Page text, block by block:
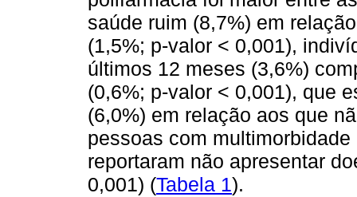
saúde ruim (8,7%) em
(1,5%; p-valor < 0,001),
últimos 12 meses (3,6%)
(0,6%; p-valor < 0,001), que
(6,0%) em relação aos que
pessoas com
reportaram não apresentar
0,001) (Tabela 1).